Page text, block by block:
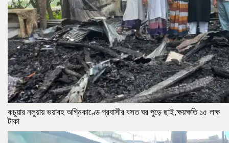
কচুয়ার নলুয়ায় ভয়াবহ অগ্নিকাণ্ডে প্রবাসীর বসত ঘর পুড়ে ছাই,ক্ষয়ক্ষতি ১৫ লক্ষ
টাকা